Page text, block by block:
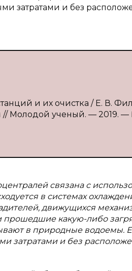
затратами и без
и их очистка / Е. В.
// Молодой ученый. — 2019. —
связана с
в системах
движущихся
какую-либо
в природные водоемы.
затратами и без